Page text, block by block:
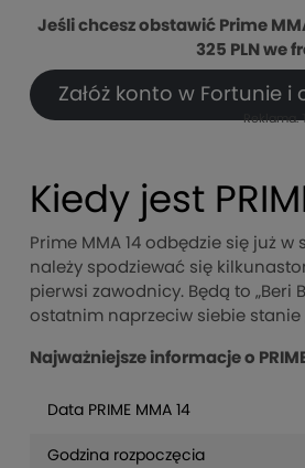
Jeśli chcesz obstawić Prime
325 PLN we
Załóż konto w Fortunie i
Reklama.
Kiedy jest
Prime MMA 14 odbędzie się już
należy spodziewać się
pierwsi zawodnicy. Będą to „Beri
ostatnim naprzeciw siebie stanie
Najważniejsze informacje o
Data PRIME MMA 14
Godzina rozpoczęcia